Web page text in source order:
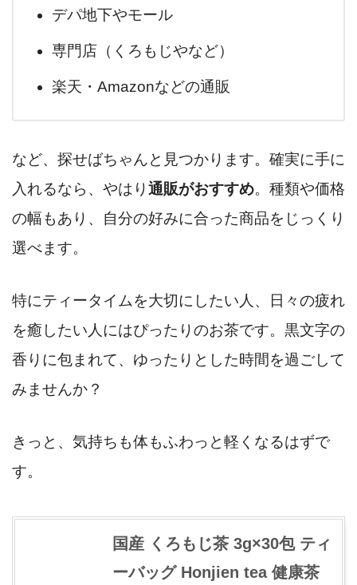
デパ地下やモール
専門店（くろもじやなど）
楽天・Amazonなどの通販
など、探せばちゃんと見つかります。確実に手に
入れるなら、やはり通販がおすすめ。種類や価格
の幅もあり、自分の好みに合った商品をじっくり
選べます。
特にティータイムを大切にしたい人、日々の疲れ
を癒したい人にはぴったりのお茶です。黒文字の
香りに包まれて、ゆったりとした時間を過ごして
みませんか？
きっと、気持ちも体もふわっと軽くなるはずで
す。
国産 くろもじ茶 3g×30包 ティ
ーバッグ Honjien tea 健康茶